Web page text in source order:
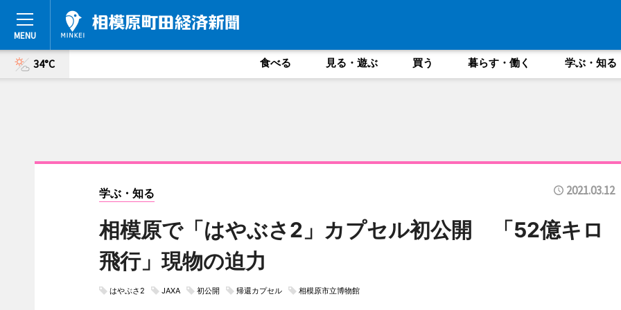
34°C 食べる 見る・遊ぶ 買う 暮らす・働く 学ぶ・知る
学ぶ・知る 2021.03.12
相模原で「はやぶさ2」カプセル初公開 「52億キロ
飛行」現物の迫力
はやぶさ2 JAXA 初公開 帰還カプセル 相模原市立博物館